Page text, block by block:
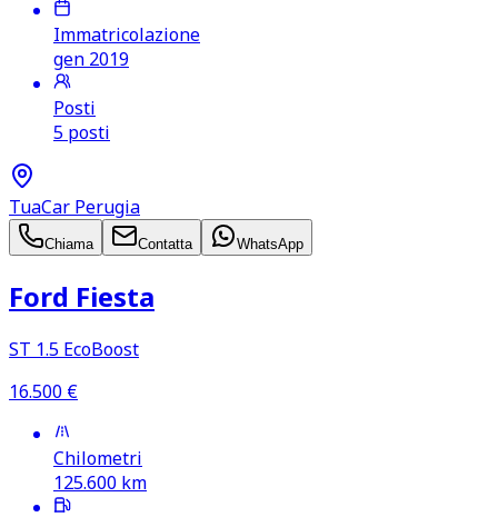
Immatricolazione
gen 2019
Posti
5 posti
TuaCar Perugia
Chiama Contatta WhatsApp
Ford Fiesta
ST 1.5 EcoBoost
16.500 €
Chilometri
125.600 km